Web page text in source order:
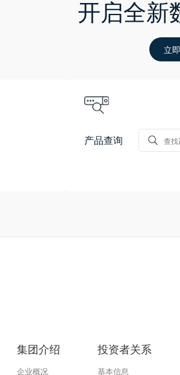
开启全新
立
产品查询
集团介绍
企业概况
投资者关系
基本信息